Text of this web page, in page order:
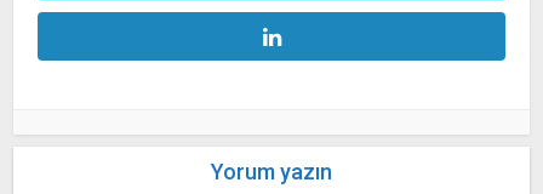
Yorum yazın